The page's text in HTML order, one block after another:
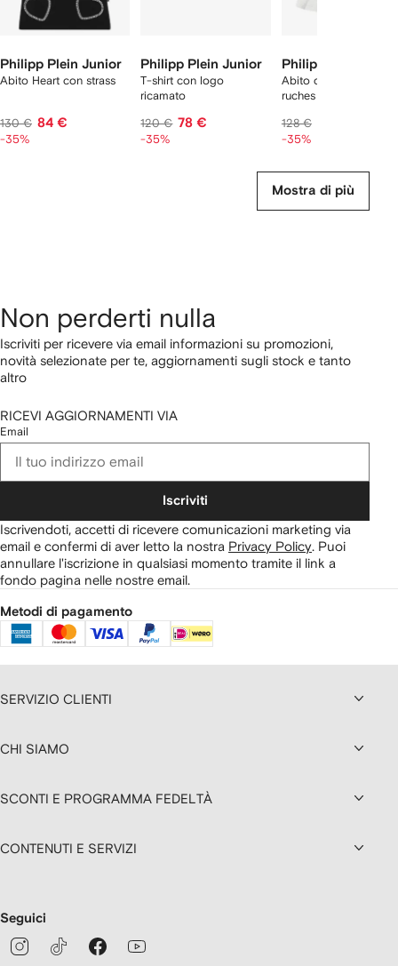
Philipp Plein Junior
Abito Heart con strass
130 € 84 €
-35%
Philipp Plein Junior
T-shirt con logo
ricamato
120 € 78 €
-35%
Philipp Plein
Abito con stampa e
ruches
128 €
-35%
Mostra di più
Non perderti nulla
Iscriviti per ricevere via email informazioni su promozioni,
novità selezionate per te, aggiornamenti sugli stock e tanto
altro
RICEVI AGGIORNAMENTI VIA
Email
Iscriviti
Iscrivendoti, accetti di ricevere comunicazioni marketing via
email e confermi di aver letto la nostra Privacy Policy Puoi
annullare l'iscrizione in qualsiasi momento tramite il link a
fondo pagina nelle nostre email.
Metodi di pagamento
SERVIZIO CLIENTI
CHI SIAMO
SCONTI E PROGRAMMA FEDELTÀ
CONTENUTI E SERVIZI
Seguici